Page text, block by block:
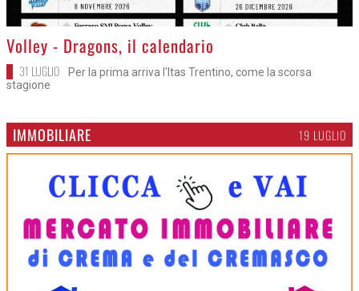
>
Volley - Dragons, il calendario
31 LUGLIO
Per la prima arriva l'Itas Trentino, come la scorsa
stagione
IMMOBILIARE 19 LUGLIO